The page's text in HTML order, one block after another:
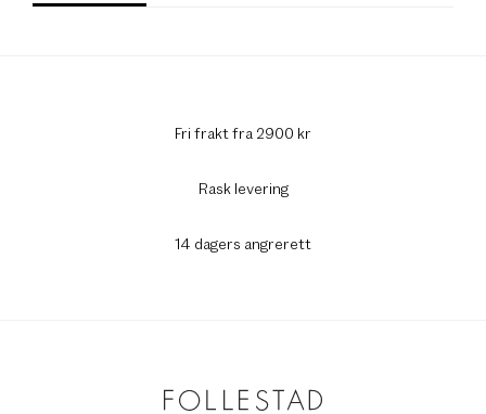
Fri frakt fra 2900 kr
Rask levering
14 dagers angrerett